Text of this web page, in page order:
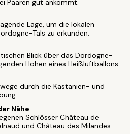
Paaren gut ankommt.
Lage, um die lokalen
Tals zu erkunden.
Blick über das Dordogne-
Höhen eines Heißluftballons
durch die Kastanien- und
Nähe
Schlösser Château de
und Château des Milandes